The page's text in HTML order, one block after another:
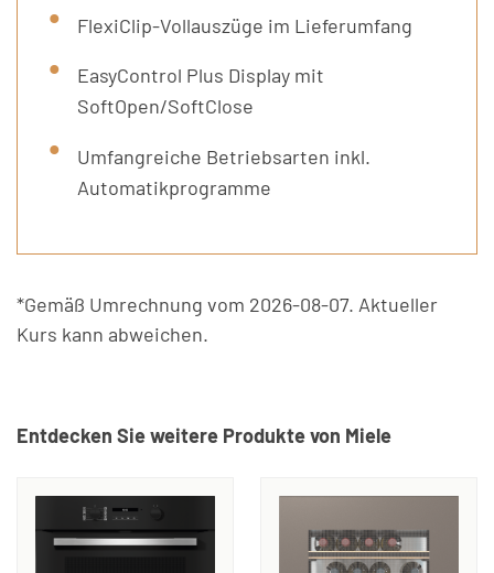
FlexiClip-Vollauszüge im Lieferumfang
EasyControl Plus Display mit
SoftOpen/SoftClose
Umfangreiche Betriebsarten inkl.
Automatikprogramme
*Gemäß Umrechnung vom 2026-08-07. Aktueller
Kurs kann abweichen.
Entdecken Sie weitere Produkte von Miele